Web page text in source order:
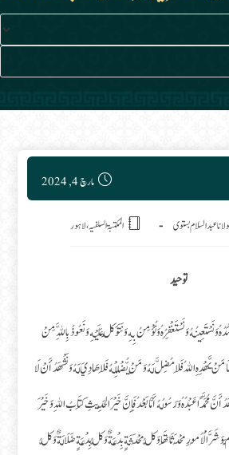
Post published:
مارچ 4, 2024
عبدالسلام بستوی المکتبۃ السلفیہ، لاہور
توحید
وَنَسْتَعِينُهُ وَنَسْتَغْفِرُهُ وَنُؤْمِنُ بِهِ وَنَتَوَكَلْ عَلَيْهِ وَنَعُوذُ بِاللَّهِ مِنْ
يَّهْدِهِ اللهُ فَلَامُضِلَّ لَهُ وَمَنْ يُّضْلِلْهُ فَلَا هَادِيَ لَهُ وَنَشْهَدُ أَنْ لَا
أَنَّ مُحَمَّدًا عَبْدُهُ وَرَسُولُهُ أَمَّا بَعْدُ فَإِنَّ خَيْرَ الْحَدِيثِ كِتَابُ اللهِ وَخَيْرَ
وَشَرَّ الْأُمُورِ مُحْدَثَاتَهَا وَكُلُّ مُحْدَثَةٍ بِدْعَةٌ وَكُلُّ بِدْعَةٍ ضَلَالَةٌ وَكُلُّ